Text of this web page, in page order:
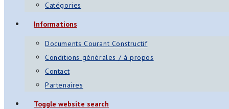
Catégories
Informations
Documents Courant Constructif
Conditions générales / à propos
Contact
Partenaires
Toggle website search